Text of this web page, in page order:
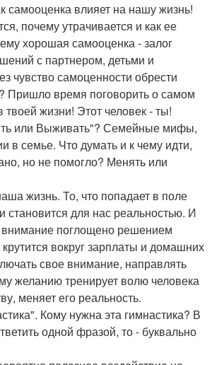
самооценка влияет на нашу жизнь!
почему утрачивается и как ее
хорошая самооценка - залог
с партнером, детьми и
чувство самоценности обрести
Пришло время поговорить о самом
жизни! Этот человек - ты!
или Выживать"? Семейные мифы,
в семье. Что думать и к чему идти,
но не помогло? Менять или
жизнь. То, что попадает в поле
становится для нас реальностью. И
поглощено решением
вокруг зарплаты и домашних
свое внимание, направлять
желанию тренирует волю человека
меняет его реальность.
Кому нужна эта гимнастика? В
одной фразой, то - буквально